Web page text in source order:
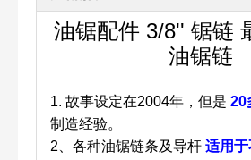
油锯配件 3/8'' 锯链
油锯链
1. 故事设定在2004年，但是 20
制造经验。
2、各种油锯链条及导杆 适用